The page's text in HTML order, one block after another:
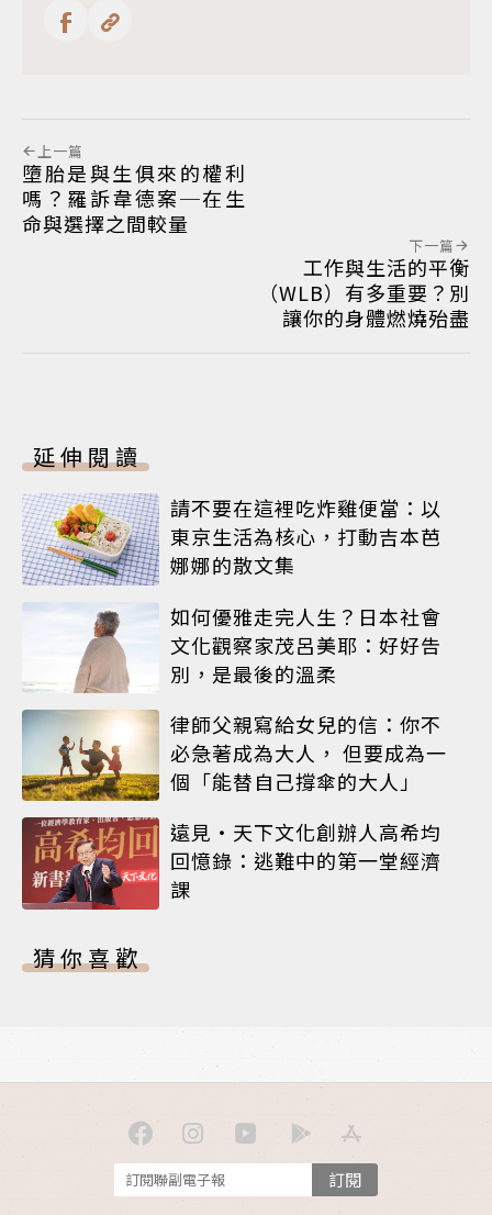
上一篇
墮胎是與生俱來的權利
嗎？羅訴韋德案─在生
命與選擇之間較量
下一篇
工作與生活的平衡
（WLB）有多重要？別
讓你的身體燃燒殆盡
延伸閱讀
請不要在這裡吃炸雞便當：以
東京生活為核心，打動吉本芭
娜娜的散文集
如何優雅走完人生？日本社會
文化觀察家茂呂美耶：好好告
別，是最後的溫柔
律師父親寫給女兒的信：你不
必急著成為大人， 但要成為一
個「能替自己撐傘的大人」
遠見‧天下文化創辦人高希均
回憶錄：逃難中的第一堂經濟
課
猜你喜歡
訂閱